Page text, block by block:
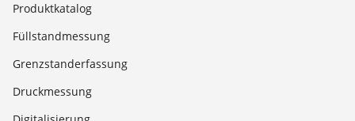
Produktkatalog
Füllstandmessung
Grenzstanderfassung
Druckmessung